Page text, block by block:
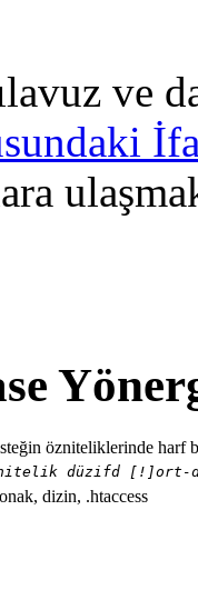
ve
özniteliklerinde harf
düzifd [!]ort-
dizin, .htaccess